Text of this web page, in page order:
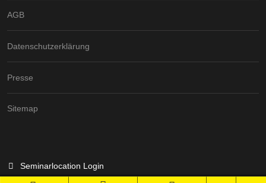
AGB
Datenschutzerklärung
Presse
Sitemap
Seminarlocation Login